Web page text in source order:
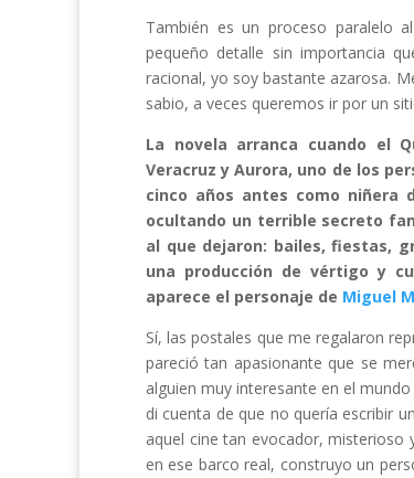
También es un proceso paralelo
pequeño detalle sin importancia
racional, yo soy bastante azarosa.
sabio, a veces queremos ir por un
La novela arranca cuando el
Veracruz y Aurora, uno de los
cinco años antes como niñera
ocultando un terrible secreto
al que dejaron: bailes, fiestas,
una producción de vértigo y
aparece el personaje de Miguel
Sí, las postales que me regalaron
pareció tan apasionante que se
alguien muy interesante en el
di cuenta de que no quería escribir
aquel cine tan evocador, misterioso
en ese barco real, construyo un